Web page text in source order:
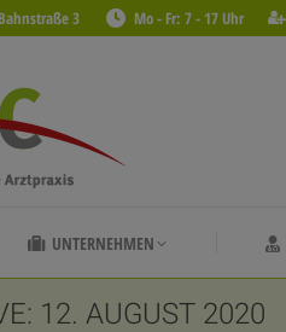
3 Mo - Fr: 7 - 17 Uhr
UNTERNEHMEN
12. AUGUST 2020
UNTERNEHMEN